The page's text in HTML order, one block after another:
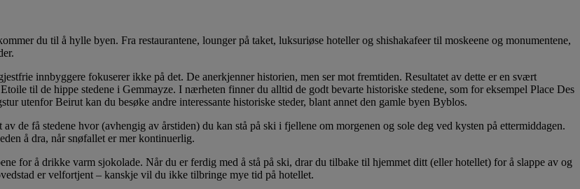
du til å hylle byen. Fra restaurantene, lounger på taket, luksuriøse hoteller og shishakafeer til moskeene og monumentene,
innbyggere fokuserer ikke på det. De anerkjenner historien, men ser mot fremtiden. Resultatet av dette er en svært
til de hippe stedene i Gemmayze. I nærheten finner du alltid de godt bevarte historiske stedene, som for eksempel Place Des
utenfor Beirut kan du besøke andre interessante historiske steder, blant annet den gamle byen Byblos.
de få stedene hvor (avhengig av årstiden) du kan stå på ski i fjellene om morgenen og sole deg ved kysten på ettermiddagen.
å dra, når snøfallet er mer kontinuerlig.
for å drikke varm sjokolade. Når du er ferdig med å stå på ski, drar du tilbake til hjemmet ditt (eller hotellet) for å slappe av og
er velfortjent – kanskje vil du ikke tilbringe mye tid på hotellet.